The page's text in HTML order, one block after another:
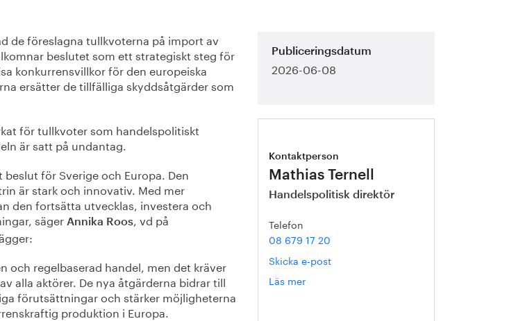
de föreslagna tullkvoterna på import av
beslutet som ett strategiskt steg för
konkurrensvillkor för den europeiska
ersätter de tillfälliga skyddsåtgärder som
för tullkvoter som handelspolitiskt
är satt på undantag.
för Sverige och Europa. Den
är stark och innovativ. Med mer
den fortsätta utvecklas, investera och
säger Annika Roos , vd på
och regelbaserad handel, men det kräver
alla aktörer. De nya åtgärderna bidrar till
förutsättningar och stärker möjligheterna
produktion i Europa.
Publiceringsdatum
2026-06-08
Kontaktperson
Mathias Ternell
Handelspolitisk direktör
Telefon
08 679 17 20
Skicka e-post
Läs mer